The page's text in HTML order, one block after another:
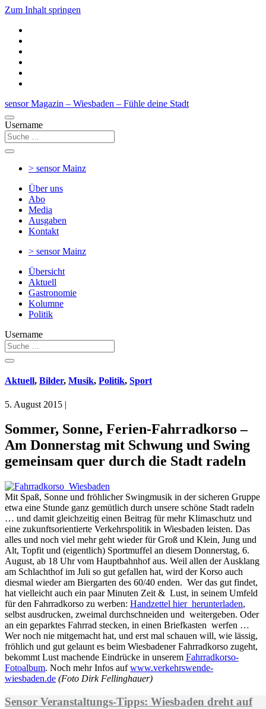
Zum Inhalt springen
sensor Magazin – Wiesbaden – Fühle deine Stadt
Username
> sensorMainz
Über uns
Abo
Media
Ausgaben
Kontakt
> sensorMainz
Übersicht
Aktuell
Gastronomie
Kolumne
Politik
Username
Aktuell, Bilder, Musik, Politik, Sport
5. August 2015 |
Sommer, Sonne, Ferien-Fahrradkorso –
Am Donnerstag mit Schwung und Swing
gemeinsam quer durch die Stadt radeln
Mit Spaß, Sonne und fröhlicher Swingmusik in der sicheren Gruppe
etwa eine Stunde ganz gemütlich durch unsere schöne Stadt radeln
… und damit gleichzeitig einen Beitrag für mehr Klimaschutz und
eine zukunftsorientierte Verkehrspolitik in Wiesbaden leisten. Das
alles und noch viel mehr geht wieder für Groß und Klein, Jung und
Alt, Topfit und (eigentlich) Sportmuffel an diesem Donnerstag, 6.
August, ab 18 Uhr vom Hauptbahnhof aus. Weil allen der Ausklang
am Schlachthof im Juli so gut gefallen hat, wird der Korso auch
diesmal wieder am Biergarten des 60/40 enden. Wer das gut findet,
hat vielleicht auch ein paar Minuten Zeit & Lust, in seinem Umfeld
für den Fahrradkorso zu werben: Handzettel hier herunterladen,
selbst ausdrucken, zweimal durchschneiden und weitergeben. Oder
an ein geparktes Fahrrad stecken, in einen Briefkasten werfen …
Wer noch nie mitgemacht hat, und erst mal schauen will, wie lässig,
fröhlich und gut gelaunt es beim Wiesbadener Fahrradkorso zugeht,
bekommt Lust machende Eindrücke in unserem Fahrradkorso-
Fotoalbum. Noch mehr Infos aufwww.verkehrswende-
wiesbaden.de (Foto Dirk Fellinghauer)
Sensor Veranstaltungs-Tipps: Wiesbaden dreht auf